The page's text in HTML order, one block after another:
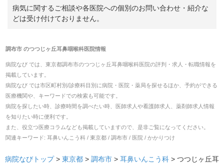
病気に関するご相談や各医院への個別のお問い合わせ・紹介な
どは受け付けておりません。
調布市のつつじヶ丘耳鼻咽喉科医院情報
病院なび では、 東京都調布市のつつじヶ丘耳鼻咽喉科医院の評判・求人・転職情報を
掲載しています。
病院なび では市区町村別/診療科目別に病院・医院・薬局を探せるほか、予約ができる
医療機関や、キーワードでの検索も可能です。
病院を探したい時、診療時間を調べたい時、医師求人や看護師求人、薬剤師求人情報
を知りたい時に便利です。
また、役立つ医療コラムなども掲載していますので、是非ご覧になってください。
関連キーワード: 耳鼻いんこう科 / 東京都 / 調布市 / 医院 / かかりつけ
病院なびトップ > 東京都 > 調布市 > 耳鼻いんこう科 > つつじヶ丘耳